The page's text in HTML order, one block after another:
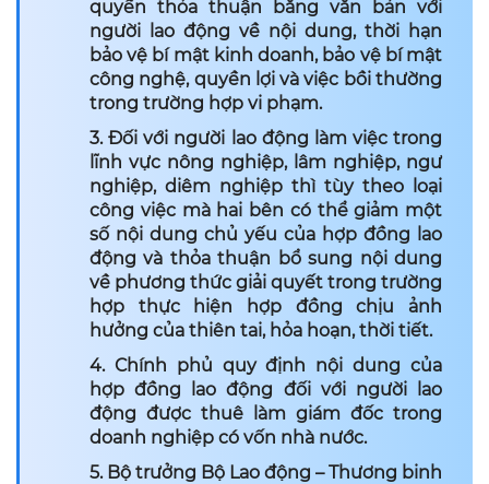
quyền thỏa thuận bằng văn bản với
người lao động về nội dung, thời hạn
bảo vệ bí mật kinh doanh, bảo vệ bí mật
công nghệ, quyền lợi và việc bồi thường
trong trường hợp vi phạm.
3. Đối với người lao động làm việc trong
lĩnh vực nông nghiệp, lâm nghiệp, ngư
nghiệp, diêm nghiệp thì tùy theo loại
công việc mà hai bên có thể giảm một
số nội dung chủ yếu của hợp đồng lao
động và thỏa thuận bổ sung nội dung
về phương thức giải quyết trong trường
hợp thực hiện hợp đồng chịu ảnh
hưởng của thiên tai, hỏa hoạn, thời tiết.
4. Chính phủ quy định nội dung của
hợp đồng lao động đối với người lao
động được thuê làm giám đốc trong
doanh nghiệp có vốn nhà nước.
5. Bộ trưởng Bộ Lao động – Thương binh